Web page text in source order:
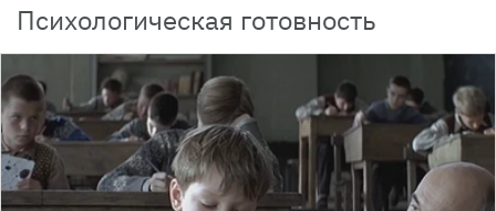
Психологическая готовность